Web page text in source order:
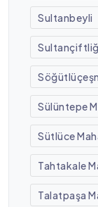
Sultanbeyli
Sülüntepe
Sütlüce
Tahtakale
Talatpaşa